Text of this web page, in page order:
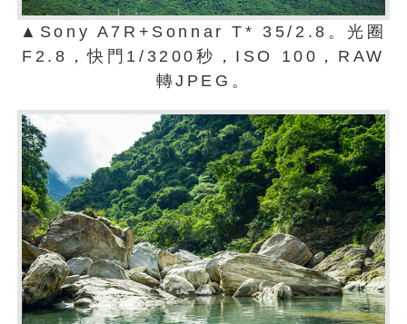
▲Sony A7R+Sonnar T* 35/2.8。光圈
F2.8，快門1/3200秒，ISO 100，RAW
轉JPEG。